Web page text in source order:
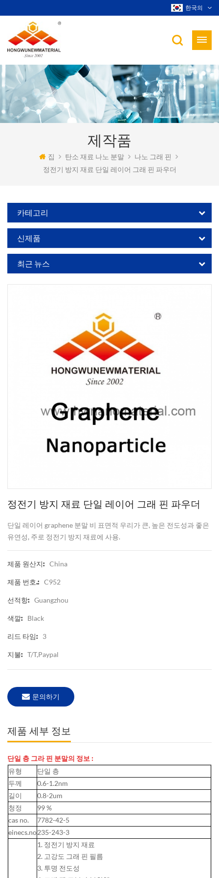
한국의
제작품
집 탄소 재료 나노 분말
나노 그래 핀
정전기 방지 재료 단일 레이어 그래 핀 파우더
카테고리
신제품
최근 뉴스
정전기 방지 재료 단일 레이어 그래 핀 파우더
단일 레이어 graphene 분말 비 표면적 우리가 큰, 높은 전도성과 좋은
유연성, 주로 정전기 방지 재료에 사용.
제품 원산지: China
제품 번호.: C952
선적항: Guangzhou
색깔: Black
리드 타임: 3
지불: T/T,Paypal
문의하기
제품 세부 정보
단일 층 그라 핀 분말의 정보 :
유형
단일 층
두께
0.6-1.2nm
길이
0.8-2um
청정
99 %
cas no.
7782-42-5
einecs.no235-243-3
1. 정전기 방지 재료
2. 고강도 그래 핀 필름
3. 투명 전도성